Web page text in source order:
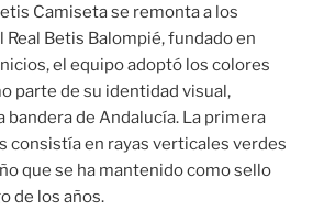
Camiseta se remonta a los
Betis Balompié, fundado en
el equipo adoptó los colores
parte de su identidad visual,
bandera de Andalucía. La primera
consistía en rayas verticales verdes
que se ha mantenido como sello
de los años.